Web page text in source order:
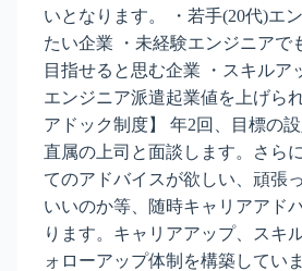
いとなります。 ・若手(20代)エ
たい企業 ・未経験エンジニアで
目指せると思む企業 ・スキルア
エンジニア派遣起業値を上げら
アドック制度】 年2回、目標の
直属の上司と面談します。さら
てのアドバイスが欲しい、頑張
いいのか等、随時キャリアアド
ります。キャリアアップ、スキ
ォローアップ体制を構築してい